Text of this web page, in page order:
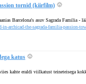
tornid (kiirfilm)
Barcelona's asuv Sagrada Familia -
archicad-the-sagrada-familia-passion-
katus
kahte eraldi viilkatust teineteisega